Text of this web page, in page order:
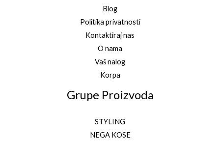
Blog
Politika privatnosti
Kontaktiraj nas
O nama
Vaš nalog
Korpa
Grupe Proizvoda
STYLING
NEGA KOSE